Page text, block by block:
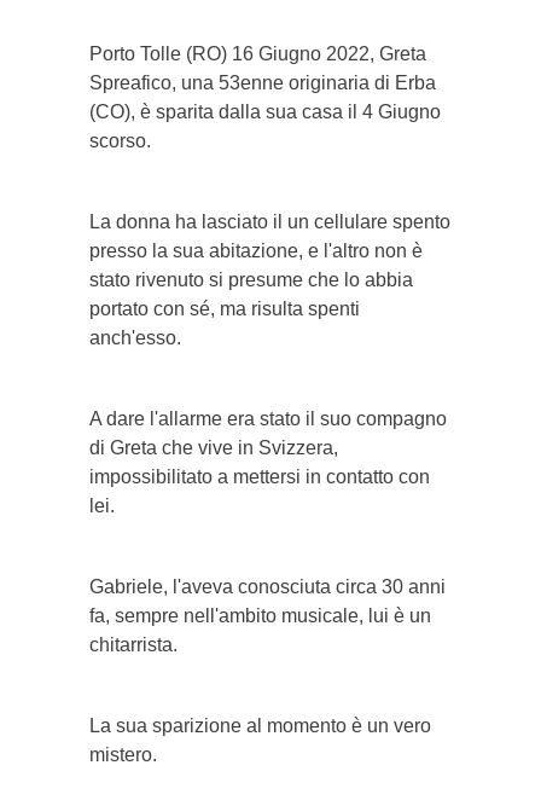
Porto Tolle (RO) 16 Giugno 2022, Greta
Spreafico, una 53enne originaria di Erba
(CO), è sparita dalla sua casa il 4 Giugno
scorso.
La donna ha lasciato il un cellulare spento
presso la sua abitazione, e l'altro non è
stato rivenuto si presume che lo abbia
portato con sé, ma risulta spenti
anch'esso.
A dare l'allarme era stato il suo compagno
di Greta che vive in Svizzera,
impossibilitato a mettersi in contatto con
lei.
Gabriele, l'aveva conosciuta circa 30 anni
fa, sempre nell'ambito musicale, lui è un
chitarrista.
La sua sparizione al momento è un vero
mistero.